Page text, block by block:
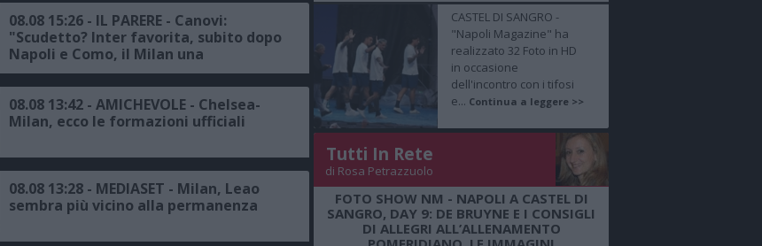
08.08 15:26 - IL PARERE - Canovi:
"Scudetto? Inter favorita, subito dopo
Napoli e Como, il Milan una
scommessa"
08.08 13:42 - AMICHEVOLE - Chelsea-
Milan, ecco le formazioni ufficiali
08.08 13:28 - MEDIASET - Milan, Leao
sembra più vicino alla permanenza
CASTEL DI SANGRO -
"Napoli Magazine" ha
realizzato 32 Foto in HD
in occasione
dell'incontro con i tifosi
e... Continua a leggere >>
Tutti In Rete
di Rosa Petrazzuolo
FOTO SHOW NM - NAPOLI A CASTEL DI
SANGRO, DAY 9: DE BRUYNE E I CONSIGLI
DI ALLEGRI ALL’ALLENAMENTO